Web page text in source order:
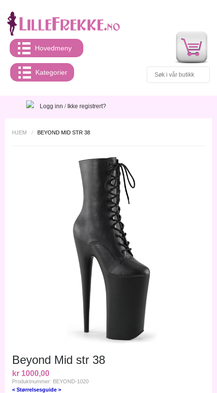
Hovedmeny
Kategorier
Logg inn / Ikke registrert?
HJEM / BEYOND MID STR 38
Beyond Mid str 38
kr 1000,00
Produktnummer: BEYOND-1020
< Størrelsesguide >